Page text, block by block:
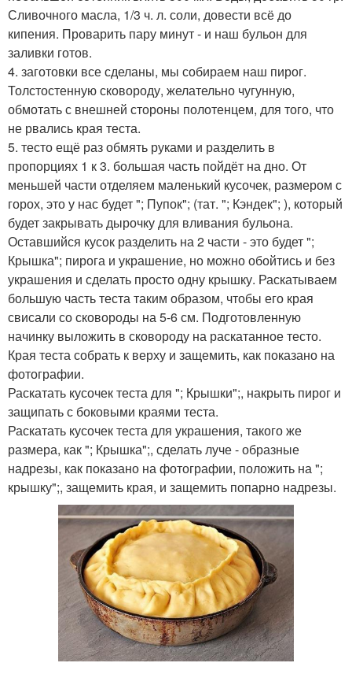
Сливочного масла, 1/3 ч. л. соли, довести всё до
кипения. Проварить пару минут - и наш бульон для
заливки готов.
4. заготовки все сделаны, мы собираем наш пирог.
Толстостенную сковороду, желательно чугунную,
обмотать с внешней стороны полотенцем, для того, что
не рвались края теста.
5. тесто ещё раз обмять руками и разделить в
пропорциях 1 к 3. большая часть пойдёт на дно. От
меньшей части отделяем маленький кусочек, размером с
горох, это у нас будет "; Пупок"; (тат. "; Кэндек"; ), который
будет закрывать дырочку для вливания бульона.
Оставшийся кусок разделить на 2 части - это будет ";
Крышка"; пирога и украшение, но можно обойтись и без
украшения и сделать просто одну крышку. Раскатываем
большую часть теста таким образом, чтобы его края
свисали со сковороды на 5-6 см. Подготовленную
начинку выложить в сковороду на раскатанное тесто.
Края теста собрать к верху и защемить, как показано на
фотографии.
Раскатать кусочек теста для "; Крышки";, накрыть пирог и
защипать с боковыми краями теста.
Раскатать кусочек теста для украшения, такого же
размера, как "; Крышка";, сделать луче - образные
надрезы, как показано на фотографии, положить на ";
крышку";, защемить края, и защемить попарно надрезы.